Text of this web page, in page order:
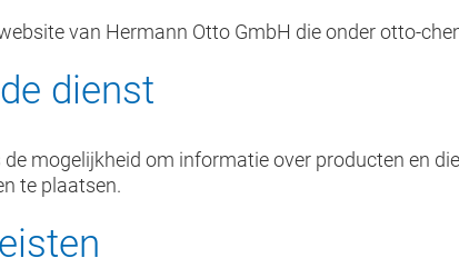
van Hermann Otto GmbH die onder otto-
dienst
mogelijkheid om informatie over producten en
te plaatsen.